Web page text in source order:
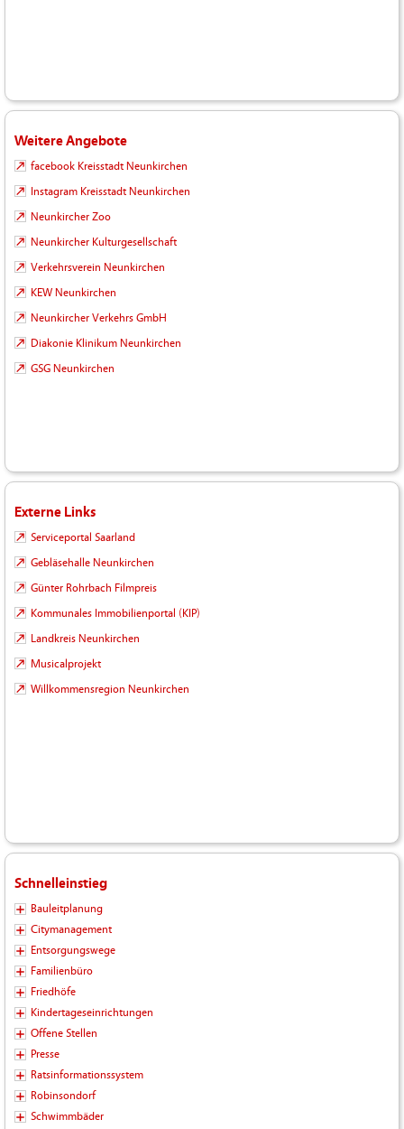
Weitere Angebote
facebook Kreisstadt Neunkirchen
Instagram Kreisstadt Neunkirchen
Neunkircher Zoo
Neunkircher Kulturgesellschaft
Verkehrsverein Neunkirchen
KEW Neunkirchen
Neunkircher Verkehrs GmbH
Diakonie Klinikum Neunkirchen
GSG Neunkirchen
Externe Links
Serviceportal Saarland
Gebläsehalle Neunkirchen
Günter Rohrbach Filmpreis
Kommunales Immobilienportal (KIP)
Landkreis Neunkirchen
Musicalprojekt
Willkommensregion Neunkirchen
Schnelleinstieg
Bauleitplanung
Citymanagement
Entsorgungswege
Familienbüro
Friedhöfe
Kindertageseinrichtungen
Offene Stellen
Presse
Ratsinformationssystem
Robinsondorf
Schwimmbäder